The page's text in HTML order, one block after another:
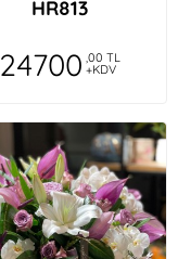
HR813
24700 ,00 TL
+KDV